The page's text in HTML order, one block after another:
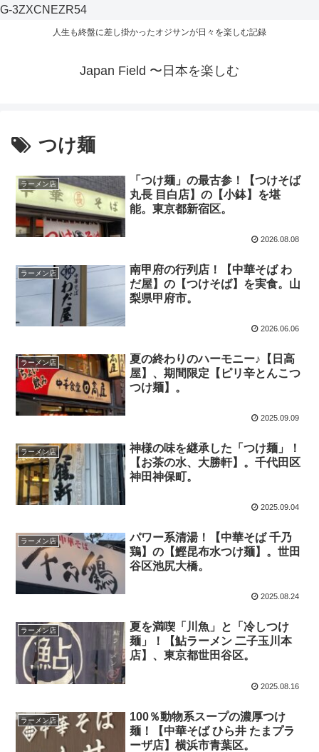
G-3ZXCNEZR54
人生も終盤に差し掛かったオジサンが日々を楽しむ記録
Japan Field 〜日本を楽しむ
つけ麺
ラーメン店
「つけ麺」の最古参！【つけそば
丸長 目白店】の【小鉢】を堪
能。東京都新宿区。
2026.08.08
ラーメン店
南甲府の行列店！【中華そば わ
だ屋】の【つけそば】を実食。山
梨県甲府市。
2026.06.06
ラーメン店
夏の終わりのハーモニー♪【日高
屋】、期間限定【ピリ辛とんこつ
つけ麺】。
2025.09.09
ラーメン店
神様の味を継承した「つけ麺」！
【お茶の水、大勝軒】。千代田区
神田神保町。
2025.09.04
ラーメン店
パワー系清湯！【中華そば 千乃
鶏】の【鰹昆布水つけ麺】。世田
谷区池尻大橋。
2025.08.24
ラーメン店
夏を満喫「川魚」と「冷しつけ
麺」！【鮎ラーメン 二子玉川本
店】、東京都世田谷区。
2025.08.16
ラーメン店
100％動物系スープの濃厚つけ
麺！【中華そば ひら井 たまプラ
ーザ店】横浜市青葉区。